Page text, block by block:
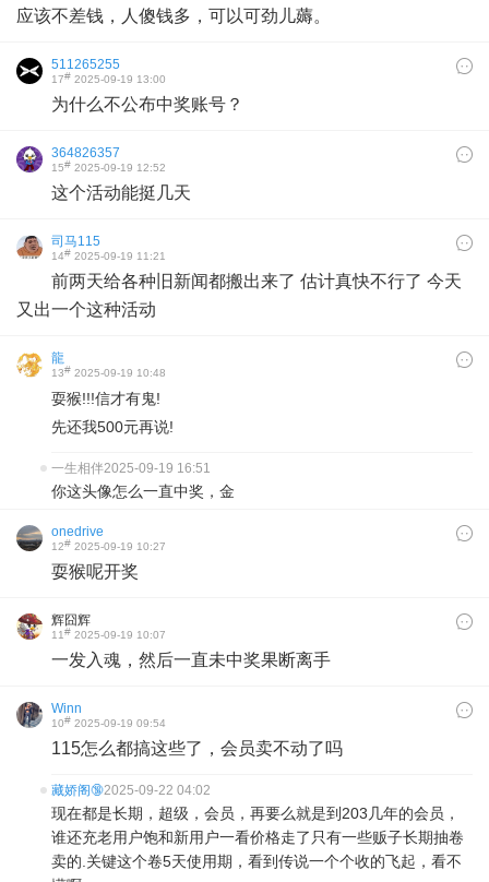
应该不差钱，人傻钱多，可以可劲儿薅。
511265255
17# 2025-09-19 13:00
为什么不公布中奖账号？
364826357
15# 2025-09-19 12:52
这个活动能挺几天
司马115
14# 2025-09-19 11:21
前两天给各种旧新闻都搬出来了 估计真快不行了 今天
又出一个这种活动
龍
13# 2025-09-19 10:48
耍猴!!!信才有鬼!
先还我500元再说!
一生相伴2025-09-19 16:51
你这头像怎么一直中奖，金
onedrive
12# 2025-09-19 10:27
耍猴呢开奖
辉囧辉
11# 2025-09-19 10:07
一发入魂，然后一直未中奖果断离手
Winn
10# 2025-09-19 09:54
115怎么都搞这些了，会员卖不动了吗
藏娇阁🔞2025-09-22 04:02
现在都是长期，超级，会员，再要么就是到203几年的会员，
谁还充老用户饱和新用户一看价格走了只有一些贩子长期抽卷
卖的.关键这个卷5天使用期，看到传说一个个收的飞起，看不